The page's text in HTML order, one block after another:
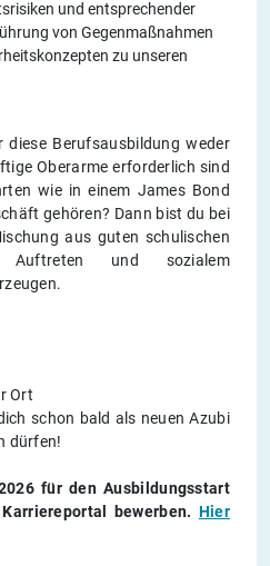
und entsprechender
von Gegenmaßnahmen
zu unseren
Berufsausbildung weder
Oberarme erforderlich sind
wie in einem James Bond
gehören? Dann bist du bei
aus guten schulischen
Auftreten und sozialem
Ort
schon bald als neuen Azubi
dürfen!
für den Ausbildungsstart
bewerben. Hier